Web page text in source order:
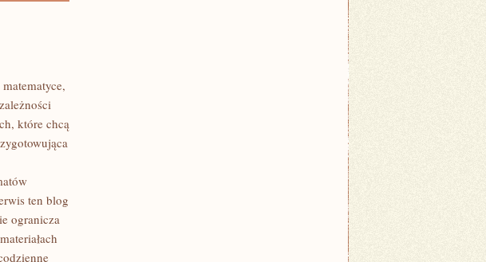
które chcą
ten blog
ogranicza